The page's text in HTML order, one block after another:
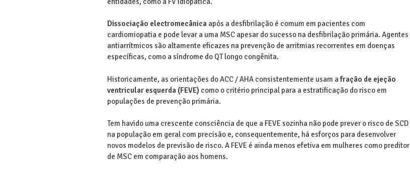
Dissociação electromecânicaapós a desfibrilação é comum em pacientes com
cardiomiopatia e pode levar a uma MSC apesar do sucesso na desfibrilação primária. Agentes
antiarrítmicos são altamente eficazes na prevenção de arritmias recorrentes em doenças
específicas, como a síndrome do QT longo congênita.
Historicamente, as orientações do ACC / AHA consistentemente usam afração de ejeção
ventricular esquerda (FEVE) como o critério principal para a estratificação do risco em
populações de prevenção primária.
Tem havido uma crescente consciência de que a FEVE sozinha não pode prever o risco de SCD
na população em geral com precisão e, consequentemente, há esforços para desenvolver
novos modelos de previsão de risco. A FEVE é ainda menos efetiva em mulheres como preditor
de MSC em comparação aos homens.